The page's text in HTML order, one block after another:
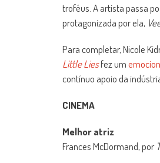
troféus. A artista passa
protagonizada por ela,
Para completar, Nicole
Little Liesfez um
contínuo apoio da
CINEMA
Melhor atriz
Frances McDormand, por